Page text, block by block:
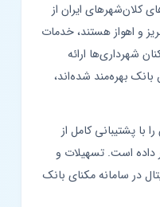
ایران از
اهواز هستند، خدمات
ارائه
بهره‌مند شده‌اند،
کامل از
است. تسهیلات و
سامانه مکنای بانک